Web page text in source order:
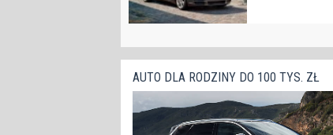
AUTO DLA RODZINY DO 100 TYS. ZŁ